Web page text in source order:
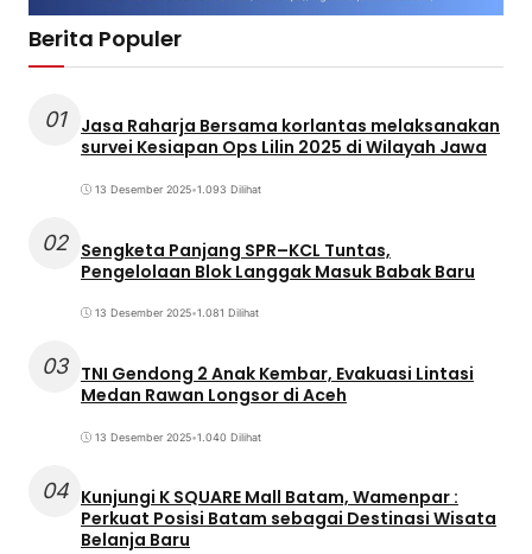
Berita Populer
01
Jasa Raharja Bersama korlantas melaksanakan
survei Kesiapan Ops Lilin 2025 di Wilayah Jawa
13 Desember 2025•1.093 Dilihat
02 Sengketa Panjang SPR–KCL Tuntas,
Pengelolaan Blok Langgak Masuk Babak Baru
13 Desember 2025•1.081 Dilihat
03 TNI Gendong 2 Anak Kembar, Evakuasi Lintasi
Medan Rawan Longsor di Aceh
13 Desember 2025•1.040 Dilihat
04 Kunjungi K SQUARE Mall Batam, Wamenpar :
Perkuat Posisi Batam sebagai Destinasi Wisata
Belanja Baru